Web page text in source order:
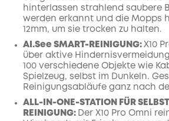
hinterlassen strahlend saubere
werden erkannt und die Mopps
12mm, um sie trocken zu halten.
AI.See SMART-REINIGUNG: X10
über aktive
100 verschiedene Objekte wie
Spielzeug, selbst im Dunkeln.
Reinigungsabläufe ganz nach
ALL-IN-ONE-STATION FÜR
REINIGUNG: Der X10 Pro Omni